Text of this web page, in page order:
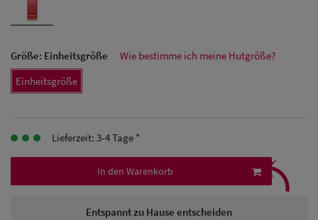
Herren Caps
Baseball Cpas
Größe: Einheitsgröße
Wie bestimme ich meine Hutgröße?
Einheitsgröße
Lieferzeit: 3-4 Tage *
In den Warenkorb
Entspannt zu Hause entscheiden
⤹